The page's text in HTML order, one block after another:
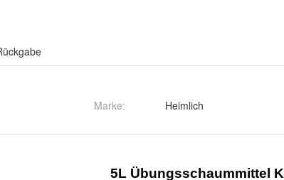
Marke: Heimlich